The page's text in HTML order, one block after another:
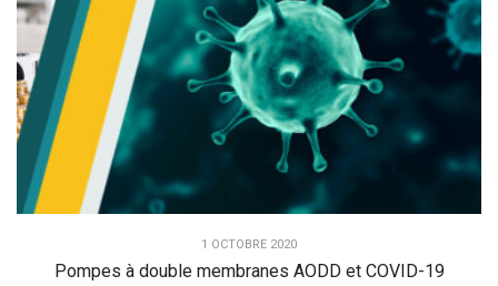
1 OCTOBRE 2020
Pompes à double membranes AODD et COVID-19